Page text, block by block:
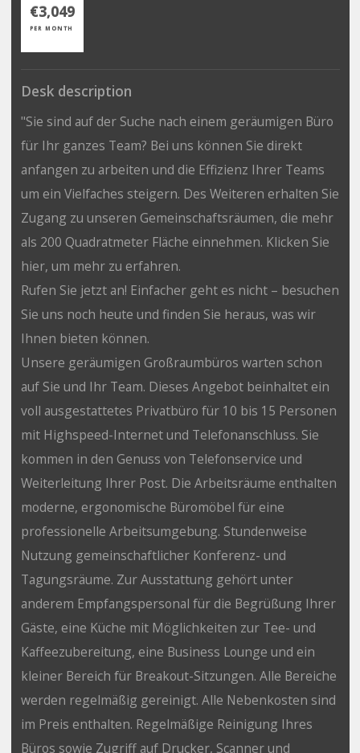
€3,049
PER MONTH
Desk description
"Sie sind auf der Suche nach einem geräumigen Büro
für Ihr ganzes Team? Bei uns können Sie direkt
anfangen zu arbeiten und die Effizienz Ihrer Teams
um ein Vielfaches steigern. Des Weiteren erhalten Sie
Zugang zu unseren Gemeinschaftsräumen, die mehr
als 200 Quadratmeter Fläche einnehmen. Klicken Sie
hier, um mehr zu erfahren.
Rufen Sie jetzt an! Einfacher geht es nicht – besuchen
Sie uns noch heute und finden Sie heraus, was wir
Ihnen bieten können.
Unsere geräumigen Großraumbüros warten schon
auf Sie und Ihr Team. Dieses Angebot beinhaltet ein
voll ausgestattetes Privatbüro für 10 bis 15 Personen
mit Highspeed-Internet und Telefonanschluss. Sie
kommen in den Genuss von Telefonservice und
Weiterleitung Ihrer Post. Die Arbeitsräume enthalten
moderne, ergonomische Büromöbel für eine
professionelle Arbeitsumgebung. Stundenweise
Nutzung gemeinschaftlicher Konferenz- und
Tagungsräume. Zur Ausstattung gehört unter
anderem Empfangspersonal für die Begrüßung Ihrer
Gäste, eine Küche mit Möglichkeiten zur Tee- und
Kaffeezubereitung, eine Business Lounge und ein
kleiner Bereich für Breakout-Sitzungen. Alle Bereiche
werden regelmäßig gereinigt. Alle Nebenkosten sind
im Preis enthalten. Regelmäßige Reinigung Ihres
Büros sowie Zugriff auf Drucker, Scanner und